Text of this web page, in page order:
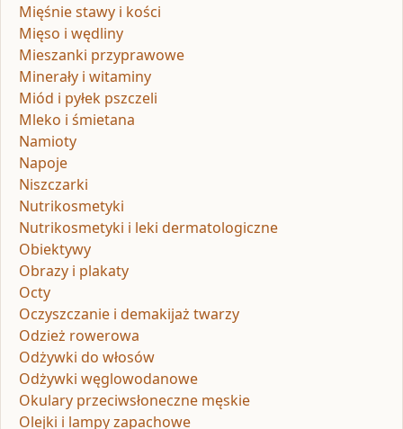
Mięśnie stawy i kości
Mięso i wędliny
Mieszanki przyprawowe
Minerały i witaminy
Miód i pyłek pszczeli
Mleko i śmietana
Namioty
Napoje
Niszczarki
Nutrikosmetyki
Nutrikosmetyki i leki dermatologiczne
Obiektywy
Obrazy i plakaty
Octy
Oczyszczanie i demakijaż twarzy
Odzież rowerowa
Odżywki do włosów
Odżywki węglowodanowe
Okulary przeciwsłoneczne męskie
Olejki i lampy zapachowe